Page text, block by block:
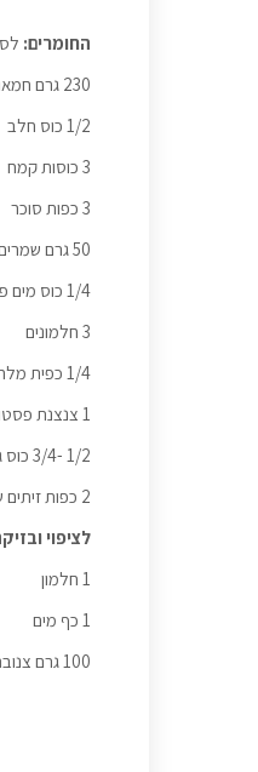
החומרים:
230 גרם חמאה
1/2 כוס חלב
3 כוסות קמח
3 כפות סוכר
50 גרם שמרים טריים
1/4 כוס מים פושרים
3 חלמונים
1/4 כפית מלח
1 צנצנת פסטו קנוי או רוטב פלפלים פיקנטי,
1/2 -3/4 כוס גבינות מפוררות לפי טעמכם
2 כפות זיתים שחורים מגולענים וקצוצים דק
לציפוי
1 חלמון
1 כף מים
100 גרם צנוברים (או אגוזי מלך גרוסים)